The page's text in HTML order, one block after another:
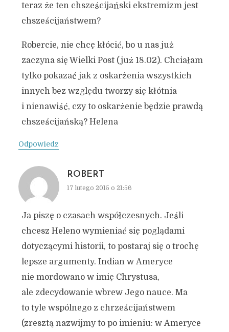
teraz że ten chsześcijański ekstremizm jest
chsześcijaństwem?
Robercie, nie chcę kłócić, bo u nas już
zaczyna się Wielki Post (już 18.02). Chciałam
tylko pokazać jak z oskarżenia wszystkich
innych bez względu tworzy się kłótnia
i nienawiść, czy to oskarżenie będzie prawdą
chsześcijańską? Helena
Odpowiedz
ROBERT
17 lutego 2015 o 21:56
Ja piszę o czasach współczesnych. Jeśli
chcesz Heleno wymieniać się poglądami
dotyczącymi historii, to postaraj się o trochę
lepsze argumenty. Indian w Ameryce
nie mordowano w imię Chrystusa,
ale zdecydowanie wbrew Jego nauce. Ma
to tyle wspólnego z chrześcijaństwem
(zresztą nazwijmy to po imieniu: w Ameryce